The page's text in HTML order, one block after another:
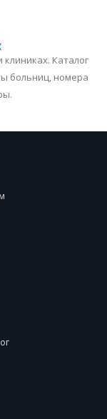
Каталог
больниц, номера